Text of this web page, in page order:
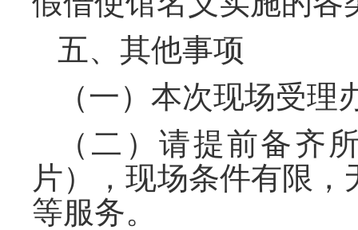
五、其他事项
（一）本次现场受
（二）请提前备齐
片），现场条件有限
等服务。